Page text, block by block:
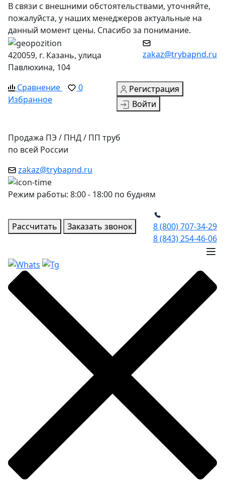
В связи с внешними обстоятельствами, уточняйте,
пожалуйста, у наших менеджеров актуальные на
данный момент цены. Спасибо за понимание.
420059, г. Казань, улица
Павлюхина, 104
zakaz@trybapnd.ru
Сравнение
0
Избранное
Регистрация
Войти
Продажа ПЭ / ПНД / ПП труб
по всей России
zakaz@trybapnd.ru
Режим работы: 8:00 - 18:00 по будням
Рассчитать Заказать звонок
8 (800) 707-34-29
8 (843) 254-46-06